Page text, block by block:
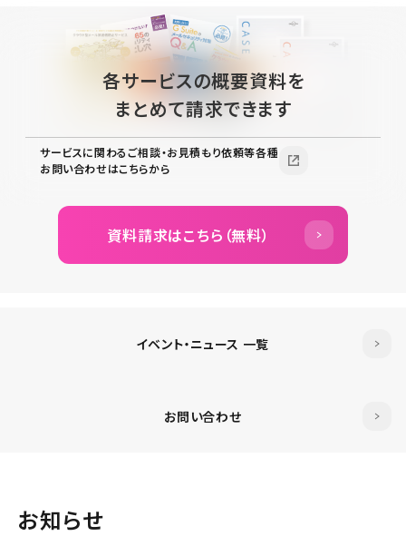
各サービスの概要資料を
まとめて請求できます
サービスに関わるご相談・お見積もり依頼等各種
お問い合わせはこちらから
資料請求はこちら（無料）
イベント・ニュース 一覧
お問い合わせ
お知らせ